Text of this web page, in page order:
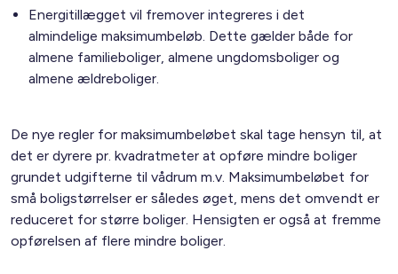
Energitillægget vil fremover integreres i det
almindelige maksimumbeløb. Dette gælder både for
almene familieboliger, almene ungdomsboliger og
almene ældreboliger.
De nye regler for maksimumbeløbet skal tage hensyn til, at
det er dyrere pr. kvadratmeter at opføre mindre boliger
grundet udgifterne til vådrum m.v. Maksimumbeløbet for
små boligstørrelser er således øget, mens det omvendt er
reduceret for større boliger. Hensigten er også at fremme
opførelsen af flere mindre boliger.